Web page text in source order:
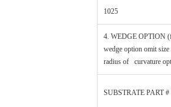
1025
4. WEDGE OPTION
wedge option omit size
radius of curvature
SUBSTRATE PART #